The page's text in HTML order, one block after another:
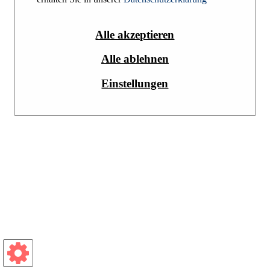
Alle akzeptieren
Alle ablehnen
Einstellungen